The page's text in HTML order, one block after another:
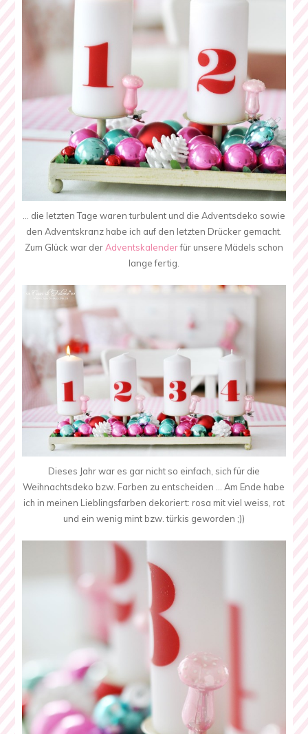
… die letzten Tage waren turbulent und die Adventsdeko sowie
den Adventskranz habe ich auf den letzten Drücker gemacht.
Zum Glück war derAdventskalenderfür unsere Mädels schon
lange fertig.
Dieses Jahr war es gar nicht so einfach, sich für die
Weihnachtsdeko bzw. Farben zu entscheiden … Am Ende habe
ich in meinen Lieblingsfarben dekoriert: rosa mit viel weiss, rot
und ein wenig mint bzw. türkis geworden ;))